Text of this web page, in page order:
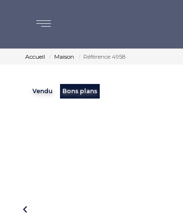
Accueil Maison Référence 4958
Vendu Bons plans